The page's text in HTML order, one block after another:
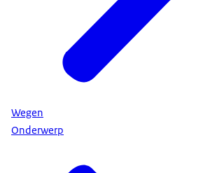
Wegen
Onderwerp